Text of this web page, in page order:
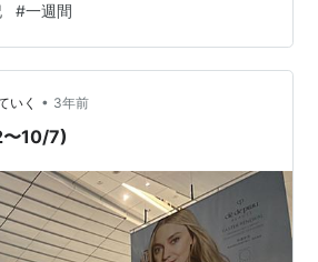
夫は料理をしてくれたので、お互
持ちで連休最後を迎えられてよかっ
前煮とニラ玉も美味しかった。
ロースタートめに仕事を始める。
行をずっと調べている。早く予約し
#一週間
いく • 3年前
10/7)